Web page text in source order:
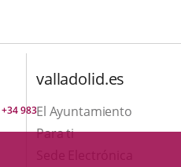
+34 983
valladolid.es
El Ayuntamiento
Para ti